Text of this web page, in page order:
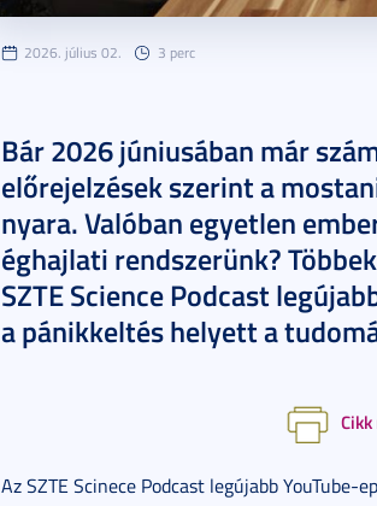
2026. július 02. 3 perc
Bár 2026 júniusában már
előrejelzések szerint a
nyara. Valóban egyetlen
éghajlati rendszerünk?
SZTE Science Podcast
a pánikkeltés helyett a
Az SZTE Scinece Podcast legújabb